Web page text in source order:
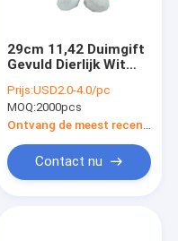
29cm 11,42 Duimgift
Gevuld Dierlijk Wit
With Red Scarf
Prijs:USD2.0-4.0/pc
MOQ:2000pcs
Contact nu